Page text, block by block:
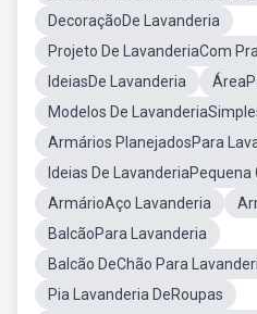
DecoraçãoDe Lavanderia
Projeto De LavanderiaCom
IdeiasDe Lavanderia
Modelos De
Armários PlanejadosPara
Ideias De LavanderiaPequena
ArmárioAço Lavanderia
BalcãoPara Lavanderia
Balcão DeChão Para
Pia Lavanderia DeRoupas